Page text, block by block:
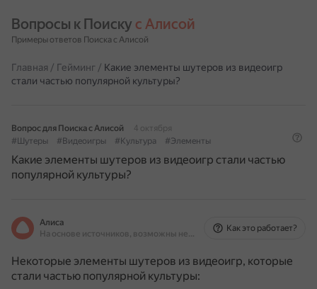
Вопросы к Поиску с Алисой
Примеры ответов Поиска с Алисой
Главная / Гейминг / Какие элементы шутеров из видеоигр
стали частью популярной культуры?
Вопрос для Поиска с Алисой
4 октября
#Шутеры
#Видеоигры #Культура #Элементы
Какие элементы шутеров из видеоигр стали частью
популярной культуры?
Алиса
На основе источников, возможны неточности
Как это работает?
Некоторые элементы шутеров из видеоигр, которые
стали частью популярной культуры: